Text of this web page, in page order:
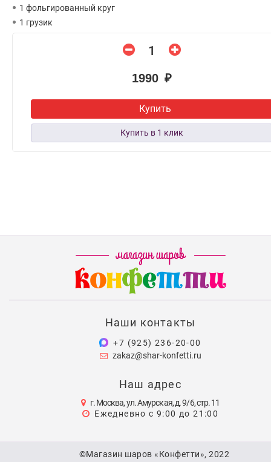
1 фольгированный круг
1 грузик
1990 ₽
Купить
Наши контакты
+7 (925) 236-20-00
zakaz@shar-konfetti.ru
Наш адрес
г. Москва, ул. Амурская, д. 9/6, стр. 11
Ежедневно с 9:00 до 21:00
©Магазин шаров «Конфетти», 2022